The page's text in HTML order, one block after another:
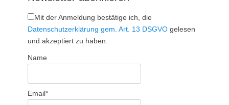
Mit der Anmeldung bestätige ich, die
Datenschutzerklärung gem. Art. 13 DSGVO gelesen
und akzeptiert zu haben.
Name
Email*